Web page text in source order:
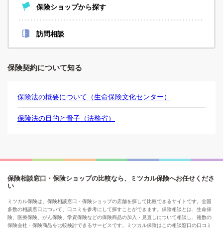
保険ショップから探す
訪問相談
保険契約について知る
保険法の概要について（生命保険文化センター）
保険法の目的と骨子（法務省）
保険相談窓口・保険ショップの比較なら、ミツカル保険へお任せくださ
い
ミツカル保険は、保険相談窓口・保険ショップの店舗を探して比較できるサイトです。全国
多数の相談窓口について、口コミを参考にして探すことができます。保険相談とは、生命保
険、医療保険、がん保険、学資保険などの保険商品の加入・見直しについて相談し、複数の
保険会社・保険商品を比較検討できるサービスです。ミツカル保険はこの相談窓口の口コミ